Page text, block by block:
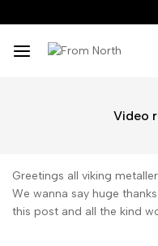
Video
Greetings all viking
We wanna say huge
this post and all the kind